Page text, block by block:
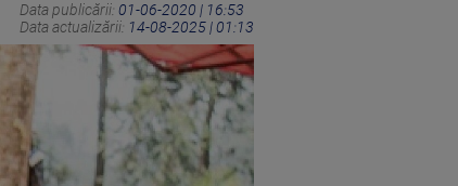
Data publicării: 01-06-2020 | 16:53
Data actualizării: 14-08-2025 | 01:13